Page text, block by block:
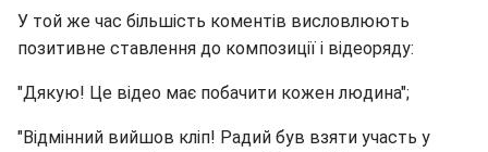
У той же час більшість коментів висловлюють
позитивне ставлення до композиції і відеоряду:
"Дякую! Це відео має побачити кожен людина";
"Відмінний вийшов кліп! Радий був взяти участь у